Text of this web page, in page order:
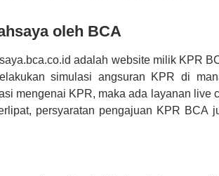
oleh BCA
adalah website milik KPR
simulasi angsuran KPR di
mengenai KPR, maka ada layanan live
persyaratan pengajuan KPR BCA
yang rekanan berikan selain yang bisa